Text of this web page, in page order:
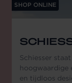
SHOP ONLINE
Schiesser
hoogwaardige
en tijdloos